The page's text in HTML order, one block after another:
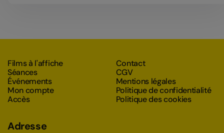
Films à l'affiche
Séances
Événements
Mon compte
Accès
Contact
CGV
Mentions légales
Politique de confidentialité
Politique des cookies
Adresse